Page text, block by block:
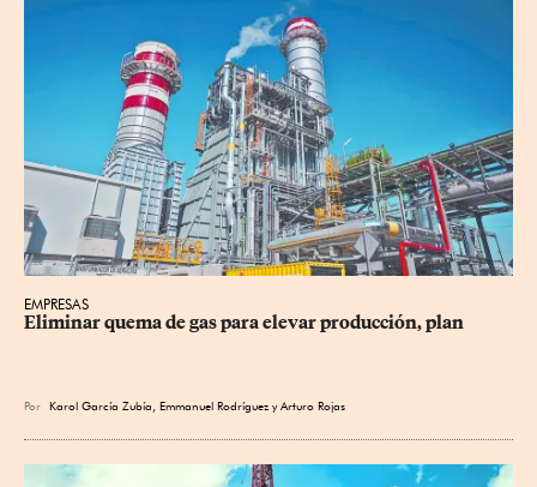
EMPRESAS
Eliminar quema de gas para elevar producción, plan
Por Karol García Zubía Emmanuel Rodríguez yArturo Rojas